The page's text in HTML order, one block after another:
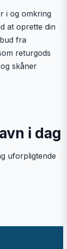
i og omkring
at oprette din
fra
returgods
skåner
i dag
uforpligtende